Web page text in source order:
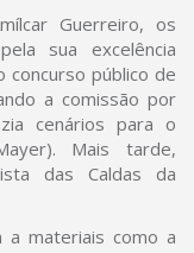
Guerreiro, os
sua excelência
concurso público de
a comissão por
cenários para o
Mais tarde,
das Caldas da
a materiais como a